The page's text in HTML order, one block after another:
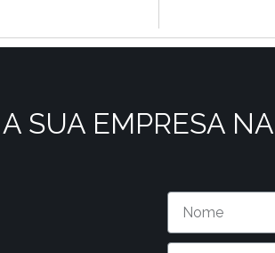
SUA EMPRESA